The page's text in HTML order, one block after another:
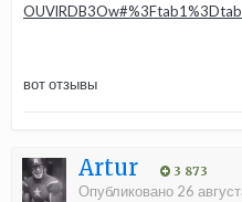
вот отзывы
Аrtur 3 873
Опубликовано 26